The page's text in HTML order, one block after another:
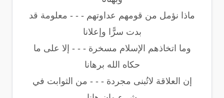
ماذا نؤمل من قومهم عداوتهم - - - معلومة قد
بدت سرًّا وإعلانا
وما اتخاذهم الإسلام مسخرة - - - إلا على ما
حكاه الله برهانا
إن العلاقة لاتُبنى مجردة - - - من الثوابت في